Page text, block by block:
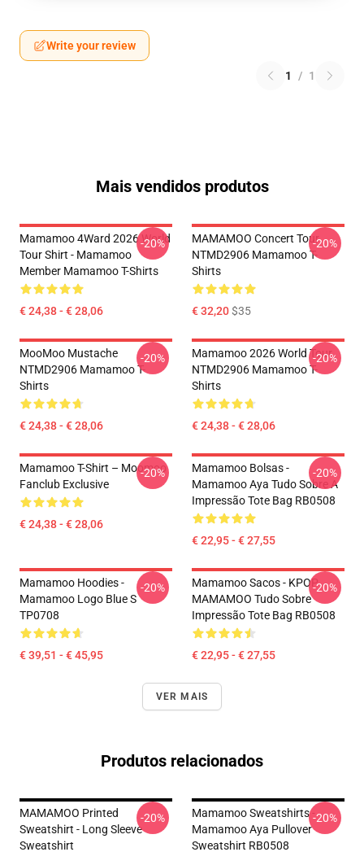
Write your review
1 / 1
Mais vendidos produtos
Mamamoo 4Ward 2026 World
Tour Shirt - Mamamoo
Member Mamamoo T-Shirts
€ 24,38 - € 28,06
-20%
MAMAMOO Concert Tour
NTMD2906 Mamamoo T-
Shirts
€ 32,20$35
-20%
MooMoo Mustache
NTMD2906 Mamamoo T-
Shirts
€ 24,38 - € 28,06
-20%
Mamamoo 2026 World Tour
NTMD2906 Mamamoo T-
Shirts
€ 24,38 - € 28,06
-20%
Mamamoo T-Shirt – Moomoo
Fanclub Exclusive
€ 24,38 - € 28,06
-20%
Mamamoo Bolsas -
Mamamoo Aya Tudo Sobre A
Impressão Tote Bag RB0508
€ 22,95 - € 27,55
-20%
Mamamoo Hoodies -
Mamamoo Logo Blue S
TP0708
€ 39,51 - € 45,95
-20%
Mamamoo Sacos - KPOP
MAMAMOO Tudo Sobre
Impressão Tote Bag RB0508
€ 22,95 - € 27,55
-20%
VER MAIS
Produtos relacionados
MAMAMOO Printed
Sweatshirt - Long Sleeve
Sweatshirt
-20%
Mamamoo Sweatshirts -
Mamamoo Aya Pullover
Sweatshirt RB0508
-20%